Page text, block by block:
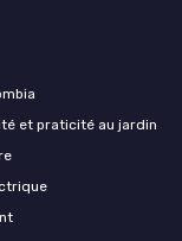
et praticité au jardin